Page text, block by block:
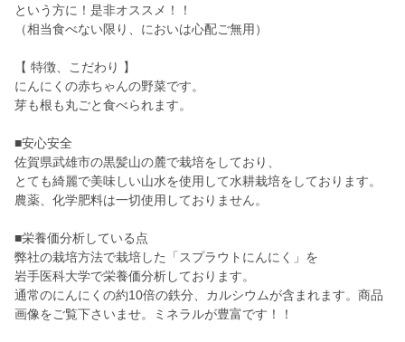
という方に！是非オススメ！！
（相当食べない限り、においは心配ご無用）
【 特徴、こだわり 】
にんにくの赤ちゃんの野菜です。
芽も根も丸ごと食べられます。
■安心安全
佐賀県武雄市の黒髪山の麓で栽培をしており、
とても綺麗で美味しい山水を使用して水耕栽培をしております。
農薬、化学肥料は一切使用しておりません。
■栄養価分析している点
弊社の栽培方法で栽培した「スプラウトにんにく」を
岩手医科大学で栄養価分析しております。
通常のにんにくの約10倍の鉄分、カルシウムが含まれます。商品
画像をご覧下さいませ。ミネラルが豊富です！！